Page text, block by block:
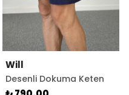
Will
Desenli Dokuma Keten
Şort Lacivert